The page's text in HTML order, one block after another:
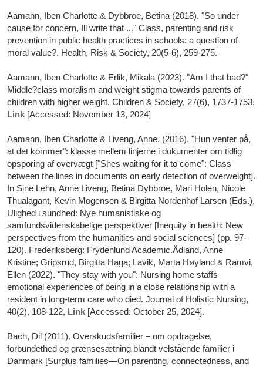
Aamann, Iben Charlotte & Dybbroe, Betina (2018). "So under
cause for concern, Ill write that ..." Class, parenting and risk
prevention in public health practices in schools: a question of
moral value?. Health, Risk & Society, 20(5-6), 259-275.
Aamann, Iben Charlotte & Erlik, Mikala (2023). "Am I that bad?"
Middle?class moralism and weight stigma towards parents of
children with higher weight. Children & Society, 27(6), 1737-1753,
Link [Accessed: November 13, 2024]
Aamann, Iben Charlotte & Liveng, Anne. (2016). "Hun venter på,
at det kommer": klasse mellem linjerne i dokumenter om tidlig
opsporing af overvægt ["Shes waiting for it to come": Class
between the lines in documents on early detection of overweight].
In Sine Lehn, Anne Liveng, Betina Dybbroe, Mari Holen, Nicole
Thualagant, Kevin Mogensen & Birgitta Nordenhof Larsen (Eds.),
Ulighed i sundhed: Nye humanistiske og
samfundsvidenskabelige perspektiver [Inequity in health: New
perspectives from the humanities and social sciences] (pp. 97-
120). Frederiksberg: Frydenlund Academic.Ådland, Anne
Kristine; Gripsrud, Birgitta Haga; Lavik, Marta Høyland & Ramvi,
Ellen (2022). "They stay with you": Nursing home staffs
emotional experiences of being in a close relationship with a
resident in long-term care who died. Journal of Holistic Nursing,
40(2), 108-122, Link [Accessed: October 25, 2024].
Bach, Dil (2011). Overskudsfamilier – om opdragelse,
forbundethed og grænsesætning blandt velstående familier i
Danmark [Surplus families—On parenting, connectedness, and